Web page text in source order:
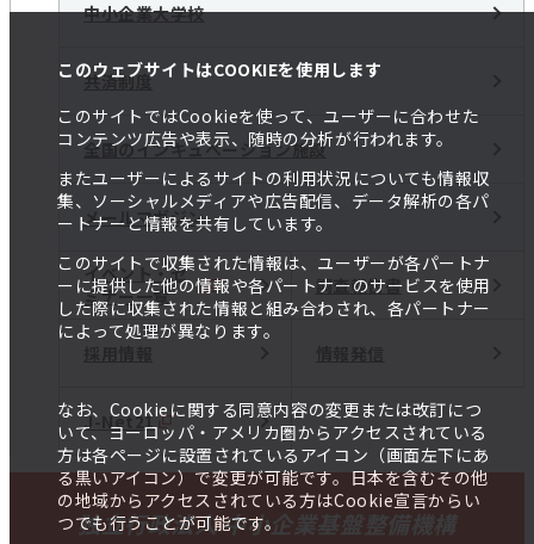
このウェブサイトはCOOKIEを使用します
このサイトではCookieを使って、ユーザーに合わせた
コンテンツ広告や表示、随時の分析が行われます。
またユーザーによるサイトの利用状況についても情報収
集、ソーシャルメディアや広告配信、データ解析の各パ
ートナーと情報を共有しています。
このサイトで収集された情報は、ユーザーが各パートナ
ーに提供した他の情報や各パートナーのサービスを使用
した際に収集された情報と組み合わされ、各パートナー
によって処理が異なります。
なお、Cookieに関する同意内容の変更または改訂につ
いて、ヨーロッパ・アメリカ圏からアクセスされている
方は各ページに設置されているアイコン（画面左下にあ
る黒いアイコン）で変更が可能です。日本を含むその他
の地域からアクセスされている方はCookie宣言からい
つでも行うことが可能です。
中小企業大学校
共済制度
全国のインキュベーション施設
メールマガジン
イベント・セ
ミナー一覧
調査報告書
J-Net21
独立行政法人 中小企業基盤整備機構